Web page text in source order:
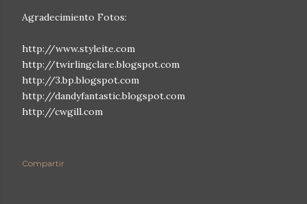
Agradecimiento Fotos:
http://www.styleite.com
http://twirlingclare.blogspot.com
http://3.bp.blogspot.com
http://dandyfantastic.blogspot.com
http://cwgill.com
Compartir